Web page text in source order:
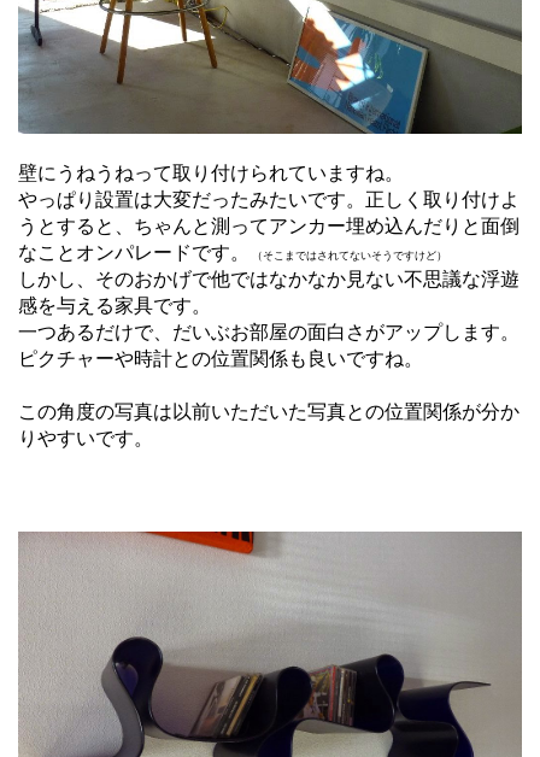
壁にうねうねって取り付けられていますね。
やっぱり設置は大変だったみたいです。正しく取り付けよ
うとすると、ちゃんと測ってアンカー埋め込んだりと面倒
なことオンパレードです。
（そこまではされてないそうですけど）
しかし、そのおかげで他ではなかなか見ない不思議な浮遊
感を与える家具です。
一つあるだけで、だいぶお部屋の面白さがアップします。
ピクチャーや時計との位置関係も良いですね。
この角度の写真は以前いただいた写真との位置関係が分か
りやすいです。